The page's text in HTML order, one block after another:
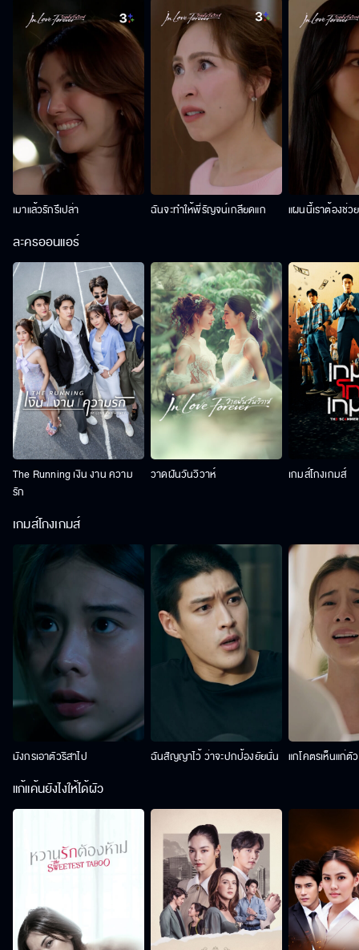
เมาแล้วรักรึเปล่า ฉันจะทำให้พี่รัญจน์เกลียดแก แผนนี้เราต้องช่ว
ละครออนแอร์
The Running เงิน งาน ความ
รัก
วาดฝันวันวิวาห์ เกมส์โกงเกมส์
เกมส์โกงเกมส์
มังกรเอาตัวริสาไป ฉันสัญญาไว้ ว่าจะปกป้องยัยนั่น แกโคตรเห็นแก่ตั
แก้แค้นยังไงให้ได้ผัว